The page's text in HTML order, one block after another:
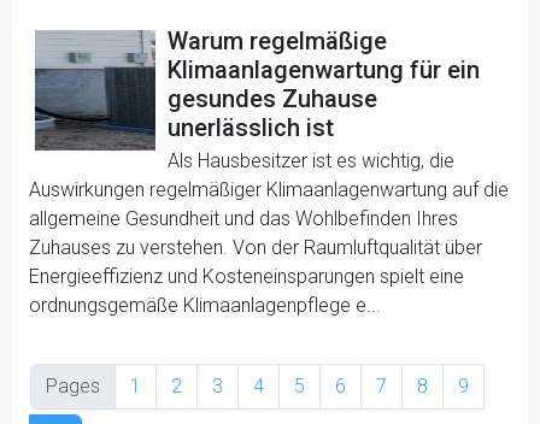
Warum regelmäßige
Klimaanlagenwartung für ein
gesundes Zuhause
unerlässlich ist
Als Hausbesitzer ist es wichtig, die
Auswirkungen regelmäßiger Klimaanlagenwartung auf die
allgemeine Gesundheit und das Wohlbefinden Ihres
Zuhauses zu verstehen. Von der Raumluftqualität über
Energieeffizienz und Kosteneinsparungen spielt eine
ordnungsgemäße Klimaanlagenpflege e...
Pages 1 2 3 4 5 6 7 8 9